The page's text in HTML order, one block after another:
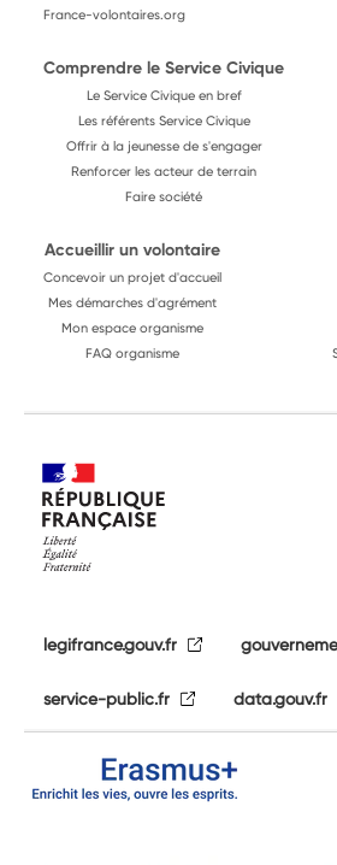
France-volontaires.org
Comprendre le Service Civique
Le Service Civique en bref
Les référents Service Civique
Offrir à la jeunesse de s'engager
Renforcer les acteur de terrain
Faire société
Accueillir un volontaire
Concevoir un projet d'accueil
Mes démarches d'agrément
Mon espace organisme
FAQ organisme
legifrance.gouv.fr
service-public.fr data.gouv.fr